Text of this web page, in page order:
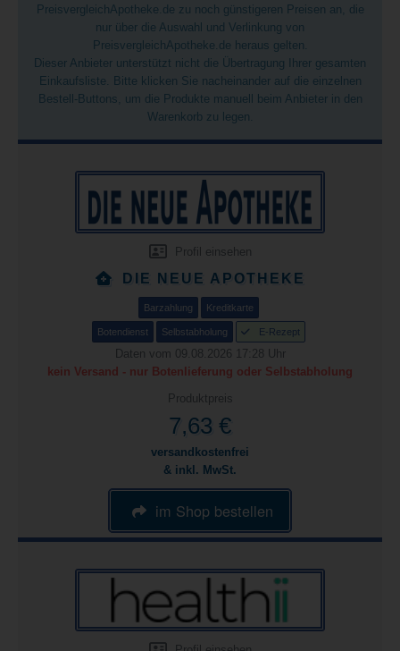
PreisvergleichApotheke.de zu noch günstigeren Preisen an, die
nur über die Auswahl und Verlinkung von
PreisvergleichApotheke.de heraus gelten.
Dieser Anbieter unterstützt nicht die Übertragung Ihrer gesamten
Einkaufsliste. Bitte klicken Sie nacheinander auf die einzelnen
Bestell-Buttons, um die Produkte manuell beim Anbieter in den
Warenkorb zu legen.
Profil einsehen
DIE NEUE APOTHEKE
Barzahlung Kreditkarte
Botendienst Selbstabholung E-Rezept
Daten vom 09.08.2026 17:28 Uhr
kein Versand - nur Botenlieferung oder Selbstabholung
Produktpreis
7,63 €
versandkostenfrei
& inkl. MwSt.
im Shop bestellen